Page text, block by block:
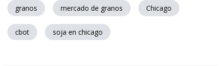
granos mercado de granos Chicago
cbot soja en chicago